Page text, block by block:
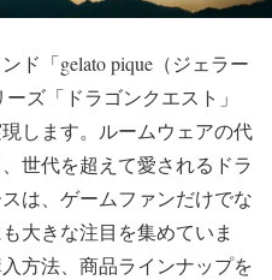
ド「gelato pique（ジェラー
ズ「ドラゴンクエスト」
します。ルームウェアの代
世代を超えて愛されるドラ
は、ゲームファンだけでな
大きな注目を集めていま
方法、商品ラインナップを